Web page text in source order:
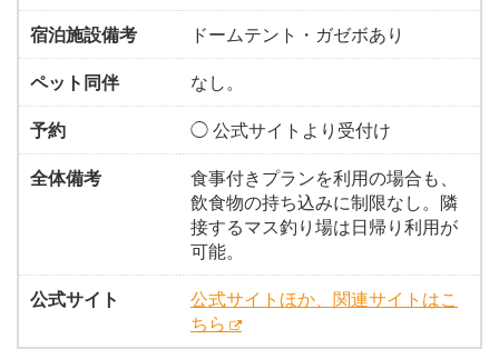
宿泊施設備考
ドームテント・ガゼボあり
ペット同伴
なし。
予約
◯ 公式サイトより受付け
全体備考
食事付きプランを利用の場合も、
飲食物の持ち込みに制限なし。隣
接するマス釣り場は日帰り利用が
可能。
公式サイト
公式サイトほか、関連サイトはこ
ちら